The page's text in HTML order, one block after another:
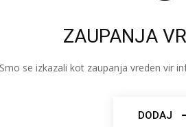
ZAUPANJA
Smo se izkazali kot zaupanja vreden vir
DODAJ